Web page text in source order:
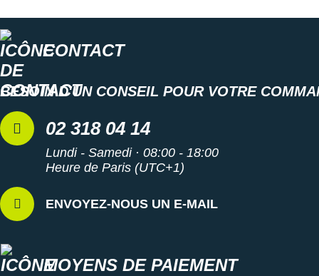
Semelle intérieure amovible
Les autres produitsMizuno
CONTACT
BESOIN D'UN CONSEIL POUR VOTRE
02 318 04 14
Lundi - Samedi · 08:00 - 18:00
Heure de Paris (UTC+1)
ENVOYEZ-NOUS UN E-MAIL
MOYENS DE PAIEMENT